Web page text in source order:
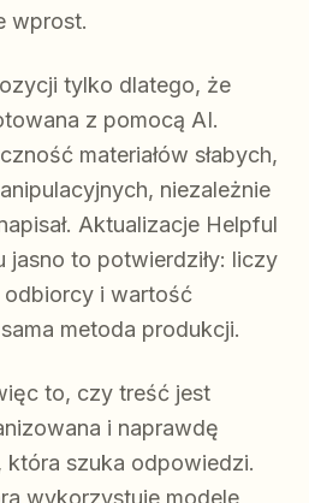
wprost.
tylko dlatego, że
z pomocą AI.
materiałów słabych,
niezależnie
Aktualizacje Helpful
jasno to potwierdziły: liczy
i wartość
metoda produkcji.
to, czy treść jest
i naprawdę
która szuka odpowiedzi.
wykorzystuje modele